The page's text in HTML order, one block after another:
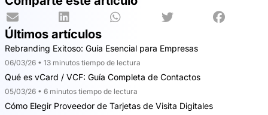
Últimos artículos
Rebranding Exitoso: Guía Esencial para Empresas
06/03/26 • 13 minutos tiempo de lectura
Qué es vCard / VCF: Guía Completa de Contactos
05/03/26 • 6 minutos tiempo de lectura
Cómo Elegir Proveedor de Tarjetas de Visita Digitales